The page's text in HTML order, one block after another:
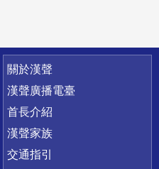
關於漢聲
漢聲廣播電臺
首長介紹
漢聲家族
交通指引